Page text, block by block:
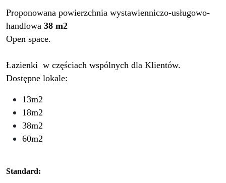
Proponowana powierzchnia wystawienniczo-usługowo-
handlowa 38 m2
Open space.
Łazienki w częściach wspólnych dla Klientów.
Dostępne lokale:
13m2
18m2
38m2
60m2
Standard: